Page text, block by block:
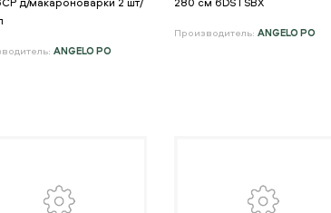
ANGELO PO
Производитель: ANGELO PO